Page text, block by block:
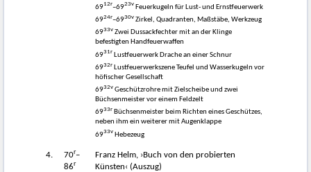
6912r–6923v Feuerkugeln für Lust- und Ernstfeuerwerk
6924r–6930v Zirkel, Quadranten, Maßstäbe, Werkzeug
6933v Zwei Dussackfechter mit an der Klinge
befestigten Handfeuerwaffen
6931r Lustfeuerwerk Drache an einer Schnur
6932r Lustfeuerwerkszene Teufel und Wasserkugeln vor
höfischer Gesellschaft
6932v Geschützrohre mit Zielscheibe und zwei
Büchsenmeister vor einem Feldzelt
6933r Büchsenmeister beim Richten eines Geschützes,
neben ihm ein weiterer mit Augenklappe
6933v Hebezeug
4. 70r–
86r
Franz Helm, ›Buch von den probierten
Künsten‹ (Auszug)